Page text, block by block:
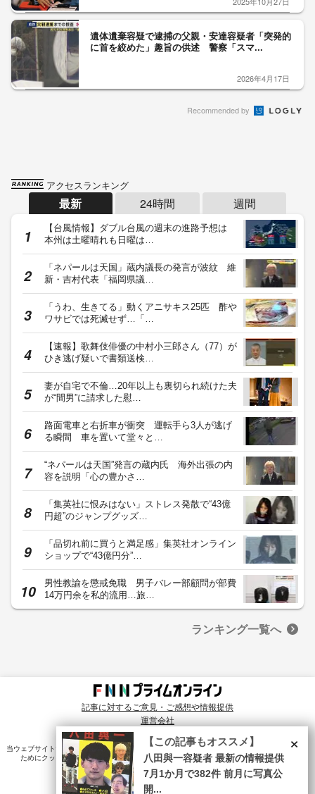
遺体遺棄容疑で逮捕の父親・安達容疑者「突発的
に首を絞めた」趣旨の供述 警察「スマ...
2026年4月17日
Recommended by
アクセスランキング
最新 24時間 週間
【台風情報】ダブル台風の週末の進路予想は
本州は土曜晴れも日曜は…
「ネパールは天国」蔵内議長の発言が波紋 維
新・吉村代表「福岡県議…
「うわ、生きてる」動くアニサキス25匹 酢や
ワサビでは死滅せず…「…
【速報】歌舞伎俳優の中村小三郎さん（77）が
ひき逃げ疑いで書類送検…
妻が自宅で不倫…20年以上も裏切られ続けた夫
が“間男”に請求した慰…
路面電車と右折車が衝突 運転手ら3人が逃げ
る瞬間 車を置いて堂々と…
“ネパールは天国”発言の蔵内氏 海外出張の内
容を説明「心の豊かさ…
「集英社に恨みはない」ストレス発散で“43億
円超”のジャンプグッズ…
「品切れ前に買うと満足感」集英社オンライン
ショップで“43億円分”…
男性教諭を懲戒免職 男子バレー部顧問が部費
14万円余を私的流用…旅…
ランキング一覧へ
記事に対するご意見・ご感想や情報提供
運営会社
© Fuji News Network, Inc. All rights reserved.
当ウェブサイトでは、ユーザのニーズ・興味・関⼼に合致したコンテンツや広告配信を提供する
ためにクッキーを使⽤しています。詳細は、 プライバシーポリシーをご確認ください。
×
【この記事もオススメ】
八田與一容疑者 最新の情報提供
7月1か月で382件 前月に写真公
開...